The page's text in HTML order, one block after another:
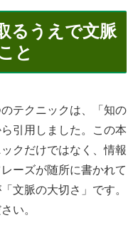
るうえで文脈
と
テクニックは、「知の
引用しました。この本
クだけではなく、情報
ーズが随所に書かれて
文脈の大切さ」です。
い。